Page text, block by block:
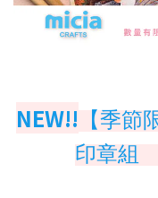
NEW!! 【季節
印章組